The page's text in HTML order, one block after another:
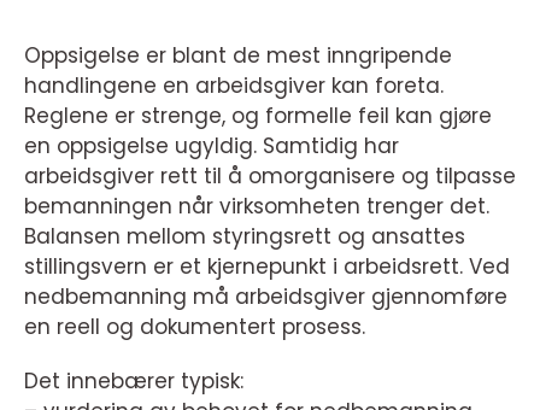
Oppsigelse er blant de mest inngripende
handlingene en arbeidsgiver kan foreta.
Reglene er strenge, og formelle feil kan gjøre
en oppsigelse ugyldig. Samtidig har
arbeidsgiver rett til å omorganisere og tilpasse
bemanningen når virksomheten trenger det.
Balansen mellom styringsrett og ansattes
stillingsvern er et kjernepunkt i arbeidsrett. Ved
nedbemanning må arbeidsgiver gjennomføre
en reell og dokumentert prosess.
Det innebærer typisk: